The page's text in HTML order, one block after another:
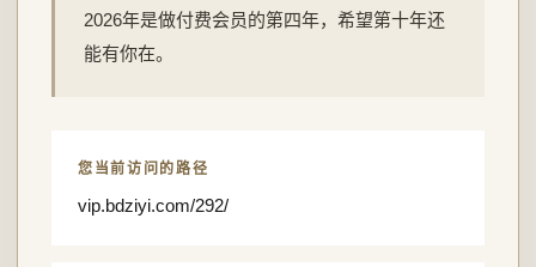
2026年是做付费会员的第四年，希望第十年还
能有你在。
您当前访问的路径
vip.bdziyi.com/292/